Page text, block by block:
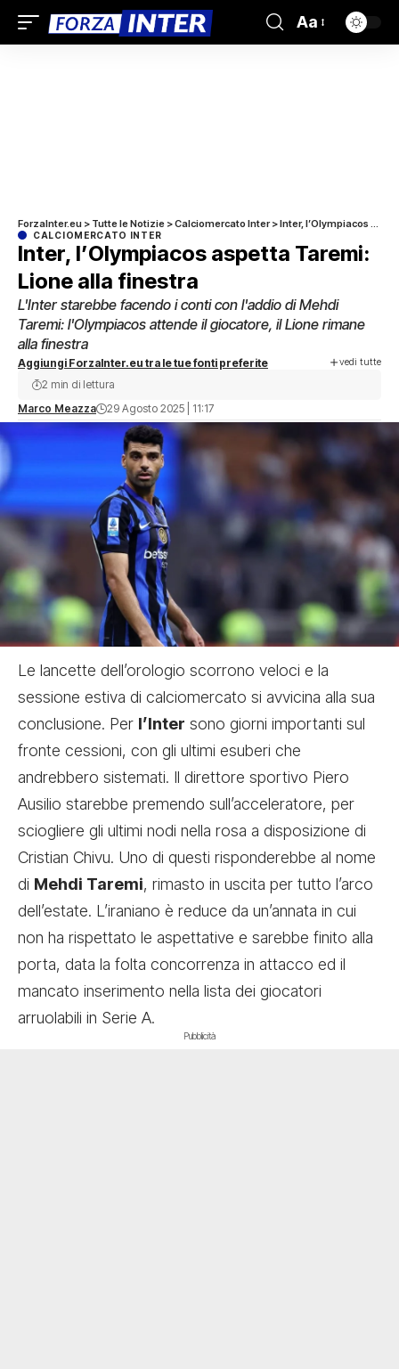
Aa
ForzaInter.eu > Tutte le Notizie >Calciomercato Inter>Inter, l’Olympiacos aspetta Taremi: Lione alla finestra
CALCIOMERCATO INTER
Inter, l’Olympiacos aspetta Taremi:
Lione alla finestra
L'Inter starebbe facendo i conti con l'addio di Mehdi
Taremi: l'Olympiacos attende il giocatore, il Lione rimane
alla finestra
Aggiungi ForzaInter.eu tra le tue fonti preferite vedi tutte
Marco Meazza 29 Agosto 2025 | 11:17
2 min di lettura
Le lancette dell’orologio scorrono veloci e la
sessione estiva di calciomercato si avvicina alla sua
conclusione. Per l’Inter sono giorni importanti sul
fronte cessioni, con gli ultimi esuberi che
andrebbero sistemati. Il direttore sportivo Piero
Ausilio starebbe premendo sull’acceleratore, per
sciogliere gli ultimi nodi nella rosa a disposizione di
Cristian Chivu. Uno di questi risponderebbe al nome
di Mehdi Taremi, rimasto in uscita per tutto l’arco
dell’estate. L’iraniano è reduce da un’annata in cui
non ha rispettato le aspettative e sarebbe finito alla
porta, data la folta concorrenza in attacco ed il
mancato inserimento nella lista dei giocatori
arruolabili in Serie A.
Pubblicità